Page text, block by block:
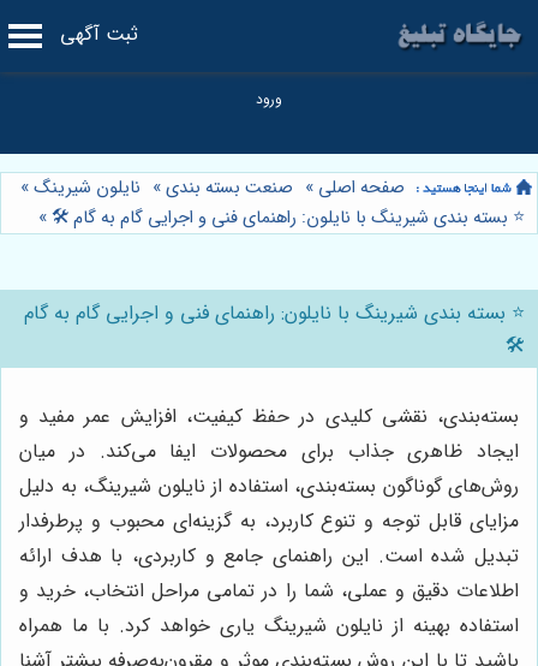
ثبت آگهی
صفحه اصلی » صنعت بسته بندی» نایلون شیرینگ»
⭐️ بسته بندی شیرینگ با نایلون: راهنمای فنی و اجرایی گام به گام 🛠️»
⭐️ بسته بندی شیرینگ با نایلون: راهنمای فنی و اجرایی گام به گام
🛠️
بسته‌بندی، نقشی کلیدی در حفظ کیفیت، افزایش عمر مفید و
ایجاد ظاهری جذاب برای محصولات ایفا می‌کند. در میان
روش‌های گوناگون بسته‌بندی، استفاده از نایلون شیرینگ، به دلیل
مزایای قابل توجه و تنوع کاربرد، به گزینه‌ای محبوب و پرطرفدار
تبدیل شده است. این راهنمای جامع و کاربردی، با هدف ارائه
اطلاعات دقیق و عملی، شما را در تمامی مراحل انتخاب، خرید و
استفاده بهینه از نایلون شیرینگ یاری خواهد کرد. با ما همراه